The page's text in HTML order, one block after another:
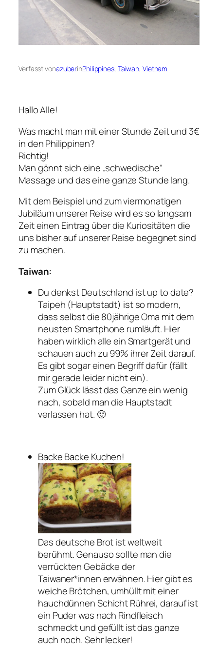
Verfasst vonazuberinPhilippines, Taiwan, Vietnam
Hallo Alle!
Was macht man mit einer Stunde Zeit und 3€
in den Philippinen?
Richtig!
Man gönnt sich eine „schwedische“
Massage und das eine ganze Stunde lang.
Mit dem Beispiel und zum viermonatigen
Jubiläum unserer Reise wird es so langsam
Zeit einen Eintrag über die Kuriositäten die
uns bisher auf unserer Reise begegnet sind
zu machen.
Taiwan:
Du denkst Deutschland ist up to date?
Taipeh (Hauptstadt) ist so modern,
dass selbst die 80jährige Oma mit dem
neusten Smartphone rumläuft. Hier
haben wirklich alle ein Smartgerät und
schauen auch zu 99% ihrer Zeit darauf.
Es gibt sogar einen Begriff dafür (fällt
mir gerade leider nicht ein).
Zum Glück lässt das Ganze ein wenig
nach, sobald man die Hauptstadt
verlassen hat. 🙂
Backe Backe Kuchen!
Das deutsche Brot ist weltweit
berühmt. Genauso sollte man die
verrückten Gebäcke der
Taiwaner*innen erwähnen. Hier gibt es
weiche Brötchen, umhüllt mit einer
hauchdünnen Schicht Rührei, darauf ist
ein Puder was nach Rindfleisch
schmeckt und gefüllt ist das ganze
auch noch. Sehr lecker!